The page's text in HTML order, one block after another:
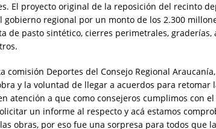
El proyecto original de la reposición del recinto
gobierno regional por un monto de los 2.300
de pasto sintético, cierres perimetrales, graderías,
comisión Deportes del Consejo Regional
y la voluntad de llegar a acuerdos para retomar
atención a que como consejeros cumplimos con
un informe al respecto y acá estamos
obras, por eso fue una sorpresa para todos que